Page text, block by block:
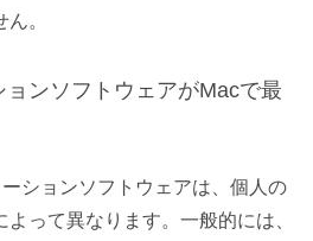
。
ンソフトウェアがMacで最
ションソフトウェアは、個人の
って異なります。一般的には、